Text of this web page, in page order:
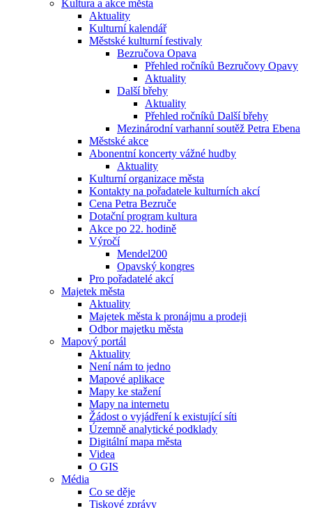
Kultura a akce města
Aktuality
Kulturní kalendář
Městské kulturní festivaly
Bezručova Opava
Přehled ročníků Bezručovy Opavy
Aktuality
Další břehy
Aktuality
Přehled ročníků Další břehy
Mezinárodní varhanní soutěž Petra Ebena
Městské akce
Abonentní koncerty vážné hudby
Aktuality
Kulturní organizace města
Kontakty na pořadatele kulturních akcí
Cena Petra Bezruče
Dotační program kultura
Akce po 22. hodině
Výročí
Mendel200
Opavský kongres
Pro pořadatelé akcí
Majetek města
Aktuality
Majetek města k pronájmu a prodeji
Odbor majetku města
Mapový portál
Aktuality
Není nám to jedno
Mapové aplikace
Mapy ke stažení
Mapy na internetu
Žádost o vyjádření k existující síti
Územně analytické podklady
Digitální mapa města
Videa
O GIS
Média
Co se děje
Tiskové zprávy